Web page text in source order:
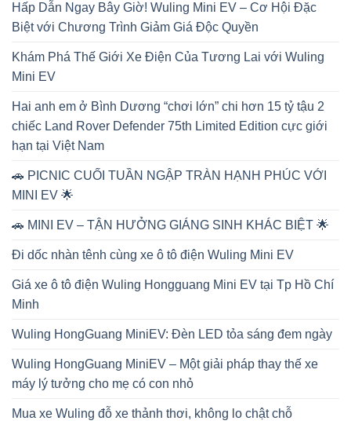
Hấp Dẫn Ngay Bây Giờ! Wuling Mini EV – Cơ Hội Đặc
Biệt với Chương Trình Giảm Giá Độc Quyền
Khám Phá Thế Giới Xe Điện Của Tương Lai với Wuling
Mini EV
Hai anh em ở Bình Dương “chơi lớn” chi hơn 15 tỷ tậu 2
chiếc Land Rover Defender 75th Limited Edition cực giới
hạn tại Việt Nam
🚗 PICNIC CUỐI TUẦN NGẬP TRÀN HẠNH PHÚC VỚI
MINI EV 🌟
🚗 MINI EV – TẬN HƯỞNG GIÁNG SINH KHÁC BIỆT 🌟
Đi dốc nhàn tênh cùng xe ô tô điện Wuling Mini EV
Giá xe ô tô điện Wuling Hongguang Mini EV tại Tp Hồ Chí
Minh
Wuling HongGuang MiniEV: Đèn LED tỏa sáng đem ngày
Wuling HongGuang MiniEV – Một giải pháp thay thế xe
máy lý tưởng cho mẹ có con nhỏ
Mua xe Wuling đỗ xe thảnh thơi, không lo chật chỗ